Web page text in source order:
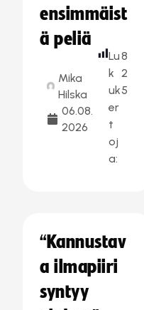
ensimmäist
ä peliä
Mika
Hilska
06.08.
2026
Lu
k
uk
er
t
oj
a:
8
2
5
“Kannustav
a ilmapiiri
syntyy